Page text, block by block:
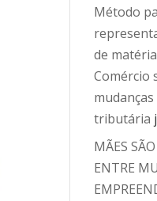
Método
de
Comércio
tributária
MÃES
ENTRE